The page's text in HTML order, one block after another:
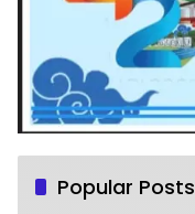
Popular Posts